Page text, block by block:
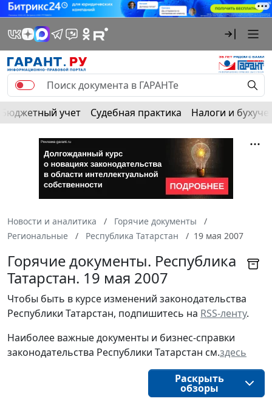
Бюджетный учет Судебная практика Налоги и
Новости и аналитика
Горячие документы
Региональные
Республика Татарстан 19 мая 2007
Горячие документы. Республика
Татарстан. 19 мая 2007
Чтобы быть в курсе изменений законодательства
Республики Татарстан, подпишитесь на RSS-ленту.
Наиболее важные документы и бизнес-справки
законодательства Республики Татарстан см.здесь
Раскрыть
обзоры